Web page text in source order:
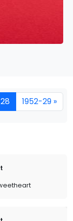
1952-29 »